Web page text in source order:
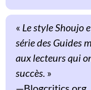
« Le style Shoujo
série des Guides
aux lecteurs qui
succès. »